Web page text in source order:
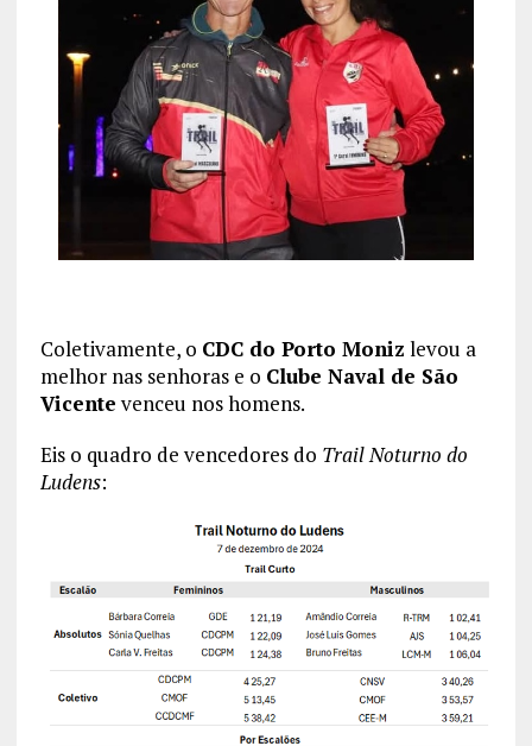
Coletivamente, o CDC do Porto Moniz levou a
melhor nas senhoras e o Clube Naval de São
Vicente venceu nos homens.
Eis o quadro de vencedores do Trail Noturno do
Ludens: